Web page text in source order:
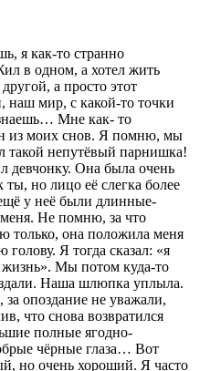
я как-то странно
в одном, а хотел жить
а просто этот
наш мир, с какой-то точки
Мне как- то
из моих снов. Я помню, мы
непутёвый парнишка!
девчонку. Она была очень
ты, но лицо её слегка более
у неё были длинные-
Не помню, за что
только, она положила меня
Я тогда сказал: «я
Мы потом куда-то
Наша шлюпка уплыла.
опоздание не уважали,
что снова возвратился
полные ягодно-
чёрные глаза… Вот
но очень хороший. Я часто